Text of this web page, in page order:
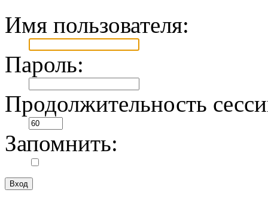
Имя пользователя:
Пароль:
Продолжительность
Запомнить: